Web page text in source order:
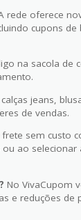
rede oferece
cupons de
na sacola de
jeans,
de vendas.
frete sem custo
ao selecionar
No VivaCupom
e reduções de